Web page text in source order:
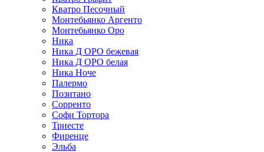
Кватро Песочный
Монтебьянко Аргенто
Монтебьянко Оро
Ника
Ника Д ОРО бежевая
Ника Д ОРО белая
Ника Ноче
Палермо
Позитано
Сорренто
Софи Тортора
Триесте
Фиренце
Эльба